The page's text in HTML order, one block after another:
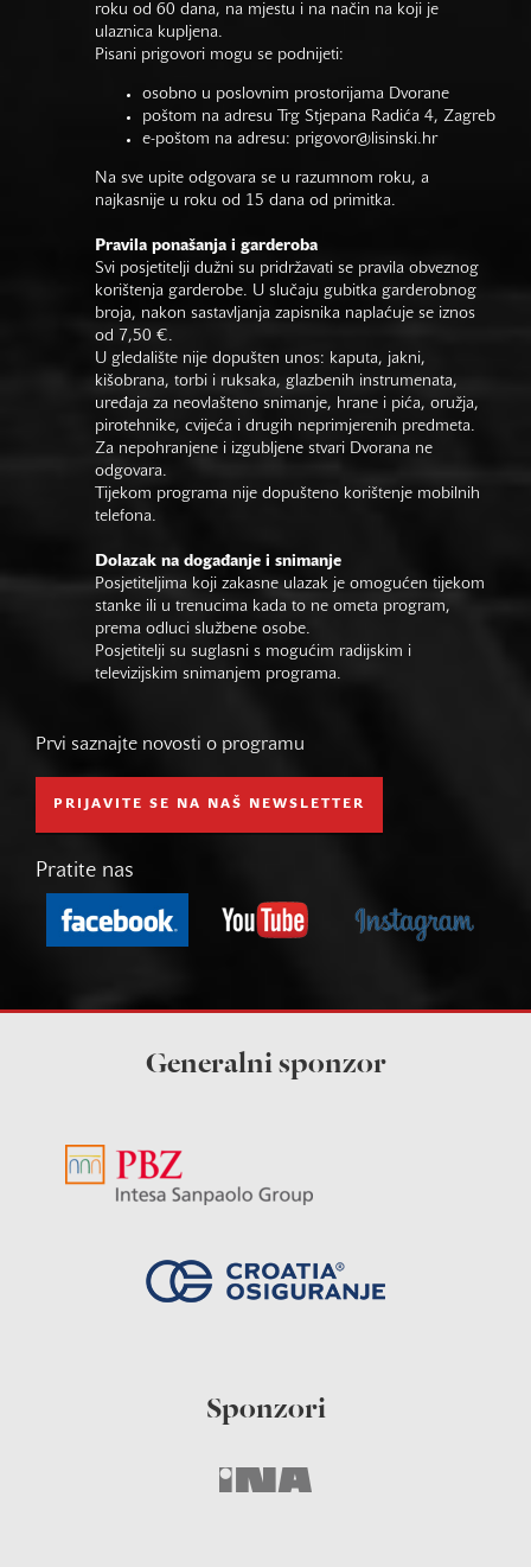
roku od 60 dana, na mjestu i na način na koji je
ulaznica kupljena.
Pisani prigovori mogu se podnijeti:
osobno u poslovnim prostorijama Dvorane
poštom na adresu Trg Stjepana Radića 4, Zagreb
e-poštom na adresu: prigovor@lisinski.hr
Na sve upite odgovara se u razumnom roku, a
najkasnije u roku od 15 dana od primitka.
Pravila ponašanja i garderoba
Svi posjetitelji dužni su pridržavati se pravila obveznog
korištenja garderobe. U slučaju gubitka garderobnog
broja, nakon sastavljanja zapisnika naplaćuje se iznos
od 7,50 €.
U gledalište nije dopušten unos: kaputa, jakni,
kišobrana, torbi i ruksaka, glazbenih instrumenata,
uređaja za neovlašteno snimanje, hrane i pića, oružja,
pirotehnike, cvijeća i drugih neprimjerenih predmeta.
Za nepohranjene i izgubljene stvari Dvorana ne
odgovara.
Tijekom programa nije dopušteno korištenje mobilnih
telefona.
Dolazak na događanje i snimanje
Posjetiteljima koji zakasne ulazak je omogućen tijekom
stanke ili u trenucima kada to ne ometa program,
prema odluci službene osobe.
Posjetitelji su suglasni s mogućim radijskim i
televizijskim snimanjem programa.
Prvi saznajte novosti o programu
PRIJAVITE SE NA NAŠ NEWSLETTER
Pratite nas
Generalni sponzor
Sponzori